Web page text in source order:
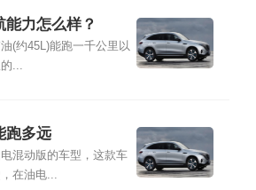
力怎么样？
(约45L)能跑一千公里以
...
跑多远
混动版的车型，这款车
在油电...